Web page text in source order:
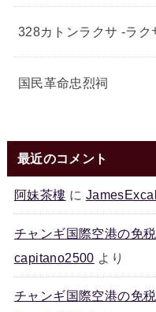
328カトンラクサ -ラク
国民革命忠烈祠
最近のコメント
阿妹茶樓 に JamesExcal
チャンギ国際空港の免
capitano2500 より
チャンギ国際空港の免